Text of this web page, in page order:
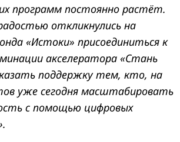
программ постоянно растёт.
откликнулись на
онда «Истоки» присоединиться к
акселератора «Стань
поддержку тем, кто, на
уже сегодня масштабировать
с помощью цифровых